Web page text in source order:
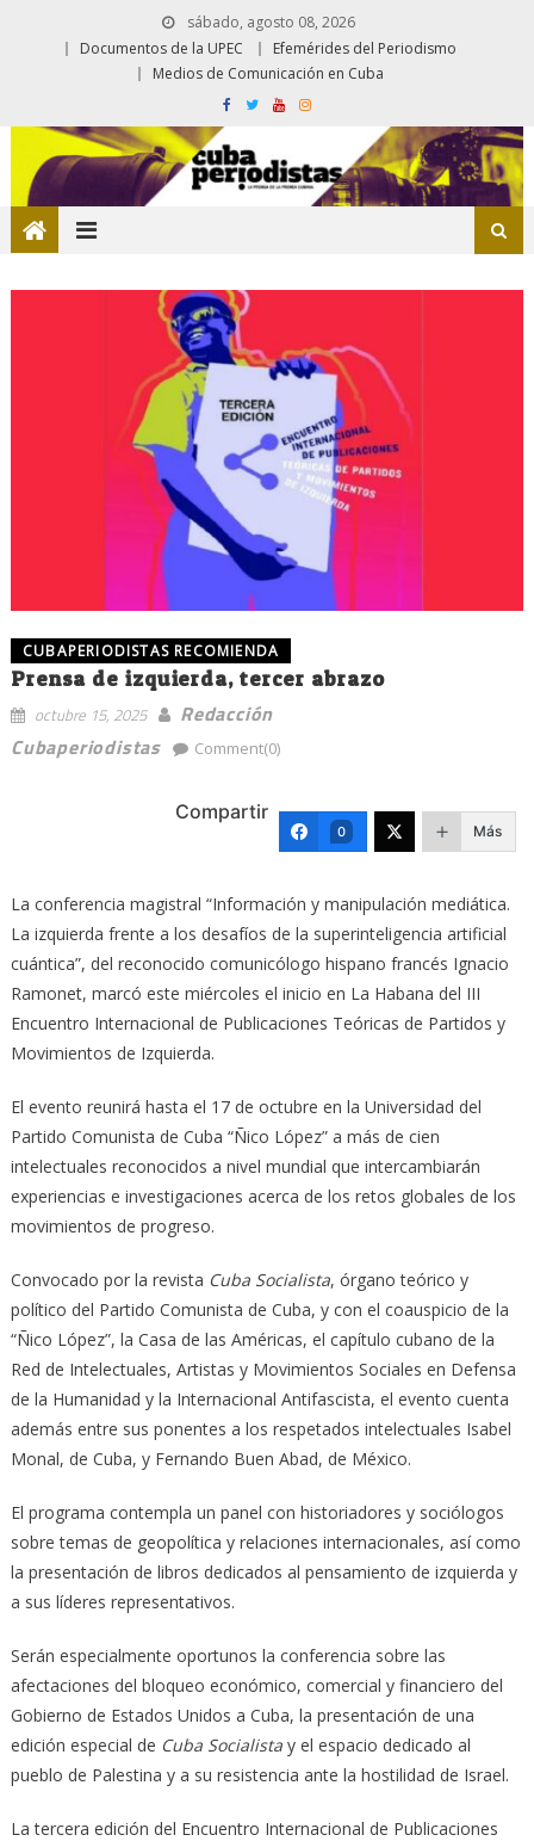
sábado, agosto 08, 2026
Documentos de la UPEC
Efemérides del Periodismo
Medios de Comunicación en Cuba
CUBAPERIODISTAS RECOMIENDA
Prensa de izquierda, tercer abrazo
octubre 15, 2025
Redacción
Cubaperiodistas
Comment(0)
Compartir
0 Más
La conferencia magistral “Información y manipulación mediática.
La izquierda frente a los desafíos de la superinteligencia artificial
cuántica”, del reconocido comunicólogo hispano francés Ignacio
Ramonet, marcó este miércoles el inicio en La Habana del III
Encuentro Internacional de Publicaciones Teóricas de Partidos y
Movimientos de Izquierda.
El evento reunirá hasta el 17 de octubre en la Universidad del
Partido Comunista de Cuba “Ñico López” a más de cien
intelectuales reconocidos a nivel mundial que intercambiarán
experiencias e investigaciones acerca de los retos globales de los
movimientos de progreso.
Convocado por la revista Cuba Socialista, órgano teórico y
político del Partido Comunista de Cuba, y con el coauspicio de la
“Ñico López”, la Casa de las Américas, el capítulo cubano de la
Red de Intelectuales, Artistas y Movimientos Sociales en Defensa
de la Humanidad y la Internacional Antifascista, el evento cuenta
además entre sus ponentes a los respetados intelectuales Isabel
Monal, de Cuba, y Fernando Buen Abad, de México.
El programa contempla un panel con historiadores y sociólogos
sobre temas de geopolítica y relaciones internacionales, así como
la presentación de libros dedicados al pensamiento de izquierda y
a sus líderes representativos.
Serán especialmente oportunos la conferencia sobre las
afectaciones del bloqueo económico, comercial y financiero del
Gobierno de Estados Unidos a Cuba, la presentación de una
edición especial de Cuba Socialistay el espacio dedicado al
pueblo de Palestina y a su resistencia ante la hostilidad de Israel.
La tercera edición del Encuentro Internacional de Publicaciones